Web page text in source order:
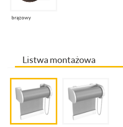
brązowy
Listwa montażowa